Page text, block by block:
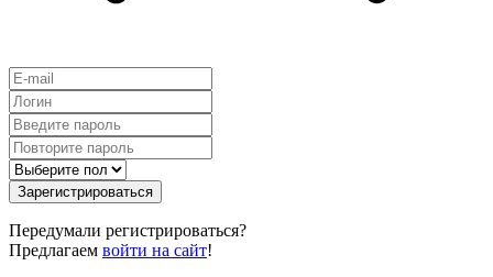
Зарегистрироваться
Передумали регистрироваться?
Предлагаем войти на сайт!